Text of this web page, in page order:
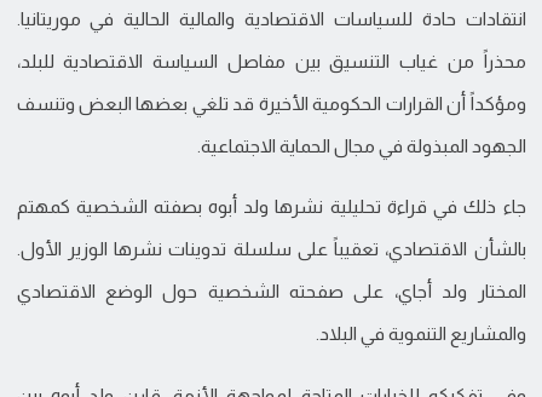
انتقادات حادة للسياسات الاقتصادية والمالية الحالية في موريتانيا.
محذراً من غياب التنسيق بين مفاصل السياسة الاقتصادية للبلد،
ومؤكداً أن القرارات الحكومية الأخيرة قد تلغي بعضها البعض وتنسف
الجهود المبذولة في مجال الحماية الاجتماعية.
جاء ذلك في قراءة تحليلية نشرها ولد أبوه بصفته الشخصية كمهتم
بالشأن الاقتصادي، تعقيباً على سلسلة تدوينات نشرها الوزير الأول.
المختار ولد أجاي، على صفحته الشخصية حول الوضع الاقتصادي
والمشاريع التنموية في البلاد.